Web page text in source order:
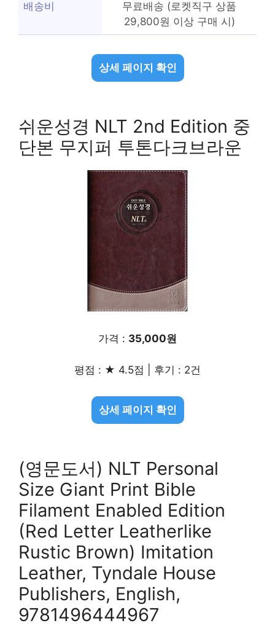
배송비
무료배송 (로켓직구 상품
29,800원 이상 구매 시)
상세 페이지 확인
쉬운성경 NLT 2nd Edition 중
단본 무지퍼 투톤다크브라운
가격 : 35,000원
평점 : ★ 4.5점 | 후기 : 2건
상세 페이지 확인
(영문도서) NLT Personal
Size Giant Print Bible
Filament Enabled Edition
(Red Letter Leatherlike
Rustic Brown) Imitation
Leather, Tyndale House
Publishers, English,
9781496444967